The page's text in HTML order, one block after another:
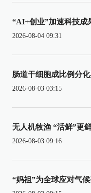
“AI+创业”加速科技成
2026-08-04 09:31
肠道干细胞成比例分
2026-08-03 03:15
无人机牧渔 “活鲜”更
2026-08-03 09:16
“妈祖”为全球应对气